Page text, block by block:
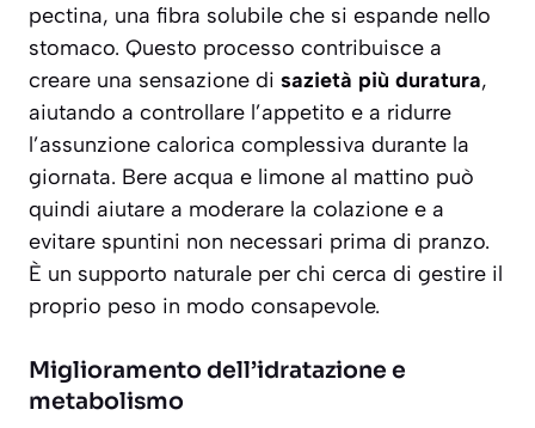
pectina, una fibra solubile che si espande nello
stomaco. Questo processo contribuisce a
creare una sensazione di sazietà più duratura,
aiutando a controllare l’appetito e a ridurre
l’assunzione calorica complessiva durante la
giornata. Bere acqua e limone al mattino può
quindi aiutare a moderare la colazione e a
evitare spuntini non necessari prima di pranzo.
È un supporto naturale per chi cerca di gestire il
proprio peso in modo consapevole.
Miglioramento dell’idratazione e
metabolismo